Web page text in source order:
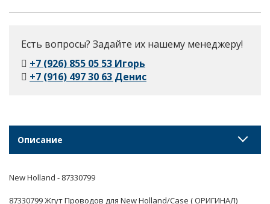
Есть вопросы? Задайте их нашему менеджеру!
+7 (926) 855 05 53 Игорь
+7 (916) 497 30 63 Денис
Описание
New Holland - 87330799
87330799 Жгут Проводов для New Holland/Case ( ОРИГИНАЛ)